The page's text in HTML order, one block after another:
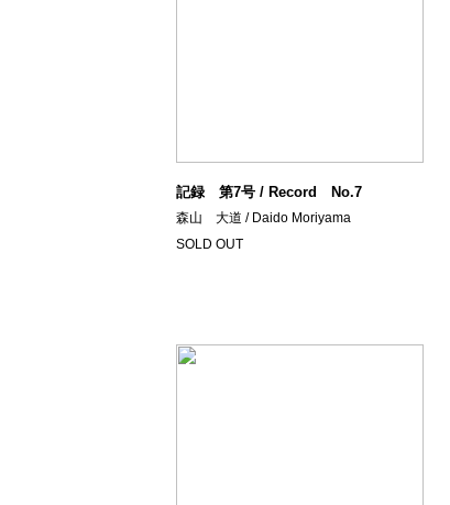
記録 第7号 / Record No.7
森山 大道 / Daido Moriyama
SOLD OUT